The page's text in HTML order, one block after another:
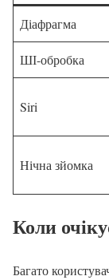
Діафрагма
ШІ-обробка
Siri
Нічна зйомка
Коли
Багато